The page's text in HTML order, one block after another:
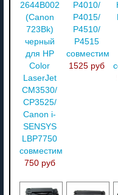
2644B002
(Canon
723Bk)
черный
для HP
Color
LaserJet
CM3530/
CP3525/
Canon i-
SENSYS
LBP7750
совместимый
750 руб
P4010/
P4015/
P4510/
P4515
совместимый
1525 руб